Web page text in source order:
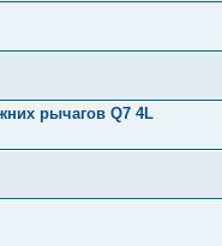
рычагов Q7 4L